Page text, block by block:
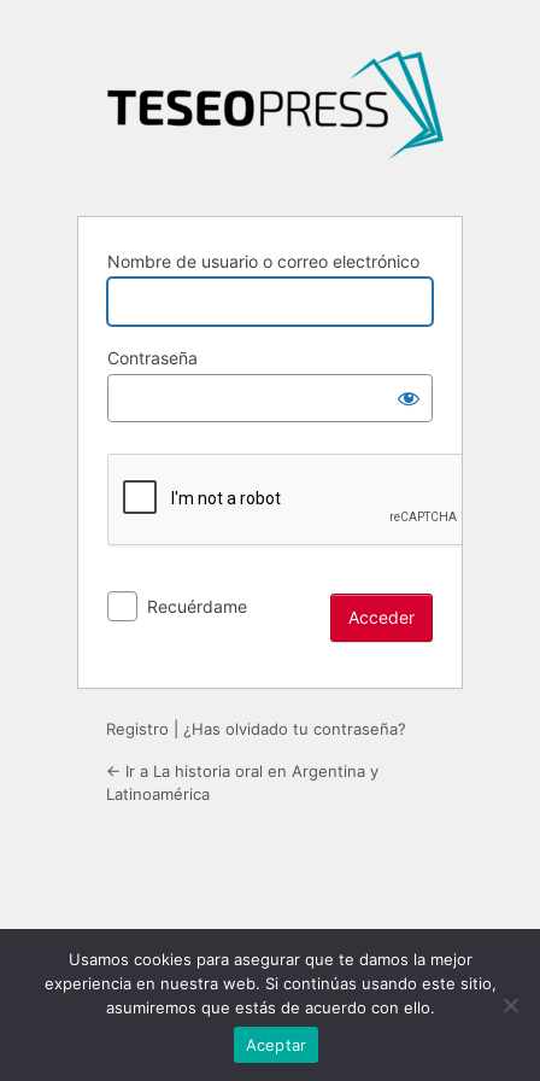
Nombre de usuario o correo electrónico
Contraseña
Recuérdame
Registro ¿Has olvidado tu contraseña?
← Ir a La historia oral en Argentina y
Latinoamérica
Usamos cookies para asegurar que te damos la mejor
experiencia en nuestra web. Si continúas usando este sitio,
asumiremos que estás de acuerdo con ello.
Aceptar